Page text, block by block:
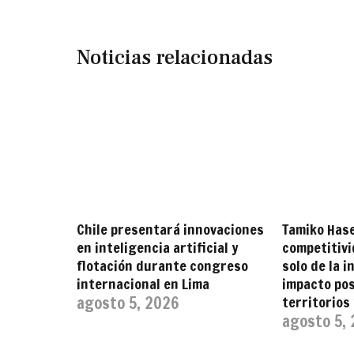
Noticias relacionadas
Chile presentará innovaciones
en inteligencia artificial y
flotación durante congreso
internacional en Lima
agosto 5, 2026
Tamiko
solo de la
impacto
territorios
agosto 5,